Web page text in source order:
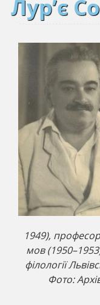
Лур’є
1949),
мов
філології
Фото: